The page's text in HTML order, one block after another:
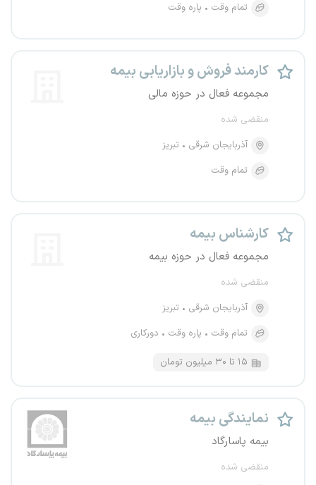
تمام وقت
پاره وقت
کارمند فروش و بازاریابی بیمه
مجموعه فعال در حوزه مالی
منقضی شده
آذربایجان شرقی
تبریز
تمام وقت
کارشناس بیمه
مجموعه فعال در حوزه بیمه
منقضی شده
آذربایجان شرقی
تبریز
تمام وقت
پاره وقت دورکاری
۱۵ تا ۳۰ میلیون تومان
نمایندگی بیمه
بیمه پاسارگاد
منقضی شده